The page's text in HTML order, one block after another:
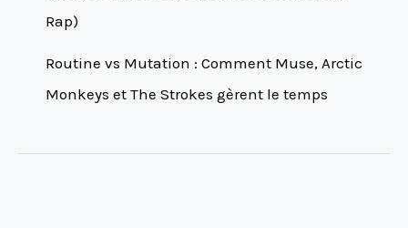
Rap)
Routine vs Mutation : Comment Muse, Arctic
Monkeys et The Strokes gèrent le temps